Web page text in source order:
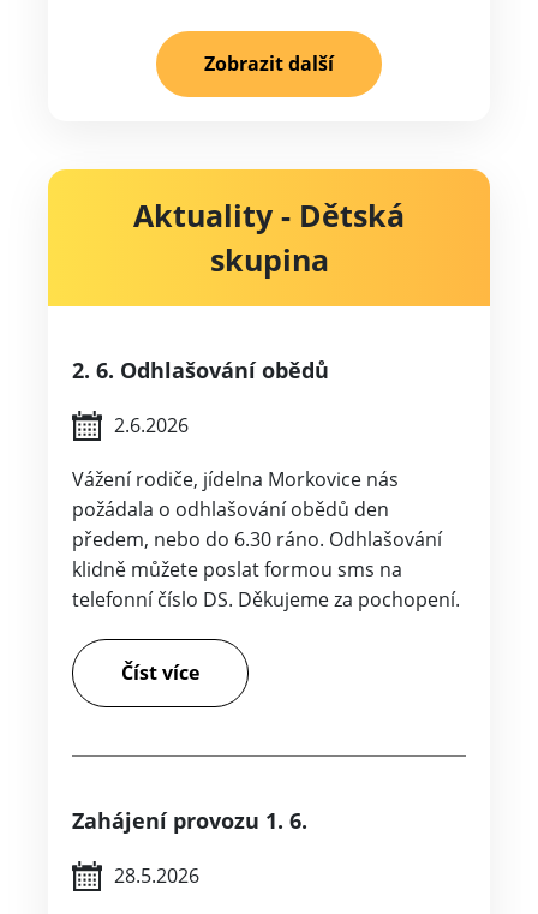
Zobrazit další
Aktuality - Dětská
skupina
2. 6. Odhlašování obědů
2.6.2026
Vážení rodiče, jídelna Morkovice nás
požádala o odhlašování obědů den
předem, nebo do 6.30 ráno. Odhlašování
klidně můžete poslat formou sms na
telefonní číslo DS. Děkujeme za pochopení.
Číst více
Zahájení provozu 1. 6.
28.5.2026